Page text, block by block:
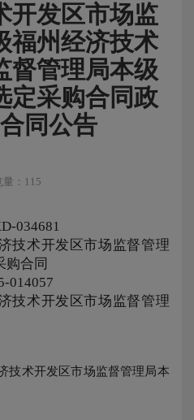
开发区市场监
福州经济技术
督管理局本级
定采购合同政
同公告
量：115
034681
技术开发区市场监督管理
购合同
014057
技术开发区市场监督管理
技术开发区市场监督管理局本